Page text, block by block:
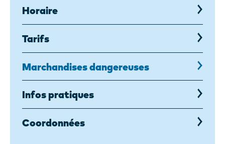
Horaire
Tarifs
Marchandises dangereuses
,
page
courante
Infos pratiques
Coordonnées